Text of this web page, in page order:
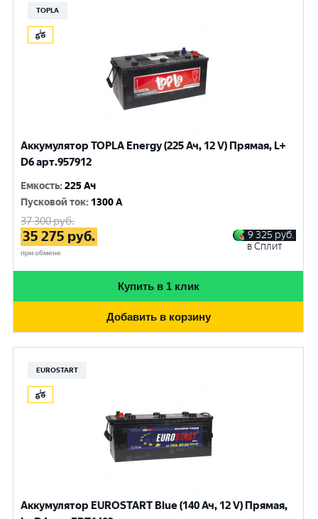
TOPLA
Аккумулятор TOPLA Energy (225 Ач, 12 V) Прямая, L+
D6 арт.957912
Емкость:225 Ач
Пусковой ток: 1300 A
37 300руб.
35 275 руб.
при обмене
9 325 руб.
в Сплит
Купить в 1 клик
Добавить в корзину
EUROSTART
Аккумулятор EUROSTART Blue (140 Ач, 12 V) Прямая,